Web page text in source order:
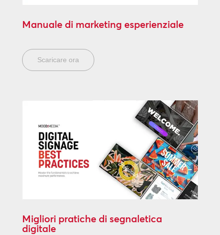
Manuale di marketing esperienziale
Scaricare ora
Migliori pratiche di segnaletica
digitale